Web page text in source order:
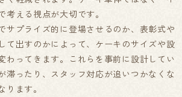
考える視点が大切です。
サプライズ的に登場させるのか、表彰式や
て出すのかによって、ケーキのサイズや設
わってきます。これらを事前に設計してい
滞ったり、スタッフ対応が追いつかなくな
ります。